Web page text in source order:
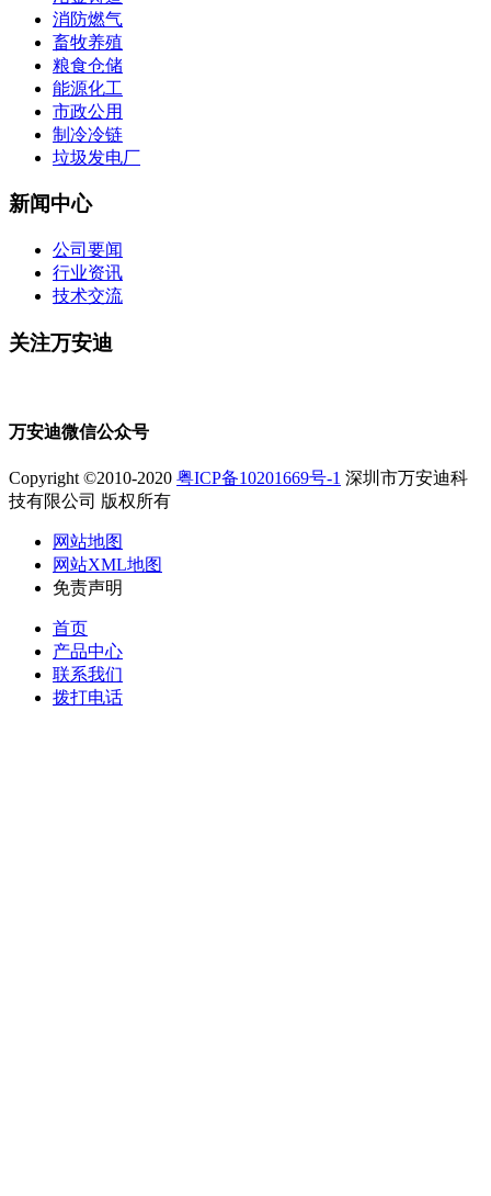
消防燃气
畜牧养殖
粮食仓储
能源化工
市政公用
制冷冷链
垃圾发电厂
新闻中心
公司要闻
行业资讯
技术交流
关注万安迪
万安迪微信公众号
Copyright ©2010-2020 粤ICP备10201669号-1 深圳市万安迪科
技有限公司 版权所有
网站地图
网站XML地图
免责声明
首页
产品中心
联系我们
拨打电话